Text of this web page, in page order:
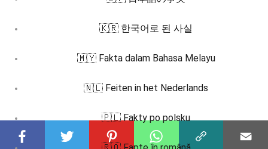
🇰🇷 한국어로 된 사실
🇲🇾 Fakta dalam Bahasa Melayu
🇳🇱 Feiten in het Nederlands
🇵🇱 Fakty po polsku